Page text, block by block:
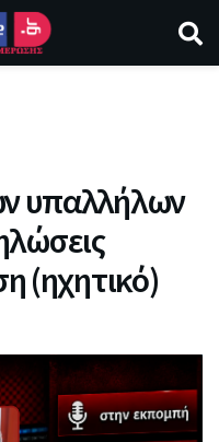
υπαλλήλων
(ηχητικό)